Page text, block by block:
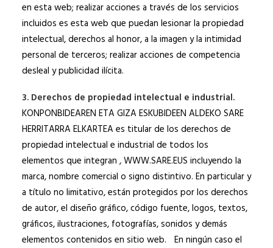
en esta web; realizar acciones a través de los servicios
incluidos es esta web que puedan lesionar la propiedad
intelectual, derechos al honor, a la imagen y la intimidad
personal de terceros; realizar acciones de competencia
desleal y publicidad ilícita.
3. Derechos de propiedad intelectual e industrial.
KONPONBIDEAREN ETA GIZA ESKUBIDEEN ALDEKO SARE
HERRITARRA ELKARTEA es titular de los derechos de
propiedad intelectual e industrial de todos los
elementos que integran , WWW.SARE.EUS incluyendo la
marca, nombre comercial o signo distintivo. En particular y
a título no limitativo, están protegidos por los derechos
de autor, el diseño gráfico, código fuente, logos, textos,
gráficos, ilustraciones, fotografías, sonidos y demás
elementos contenidos en sitio web. En ningún caso el